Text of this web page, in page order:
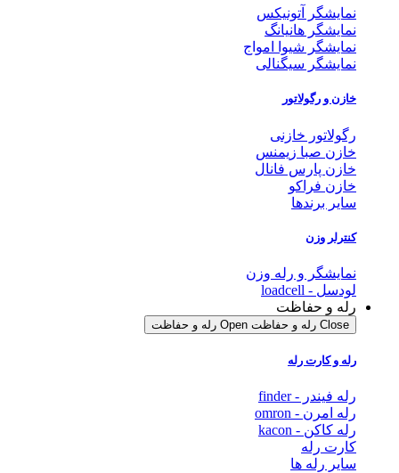
نمایشگر آتونیکس
نمایشگر هانیانگ
نمایشگر شیوا امواج
نمایشگر سیگنالی
خازن و رگولاتور
رگولاتور خازنی
خازن صبا زیمنس
خازن پارس فانال
خازن فراکو
سایر برندها
کنترلر وزن
نمایشگر و رله وزن
لودسل - loadcell
رله و حفاظت
Close رله و حفاظت Open رله و حفاظت
رله و کارت رله
رله فیندر - finder
رله امرن - omron
رله کاکن - kacon
کارت رله
سایر رله ها